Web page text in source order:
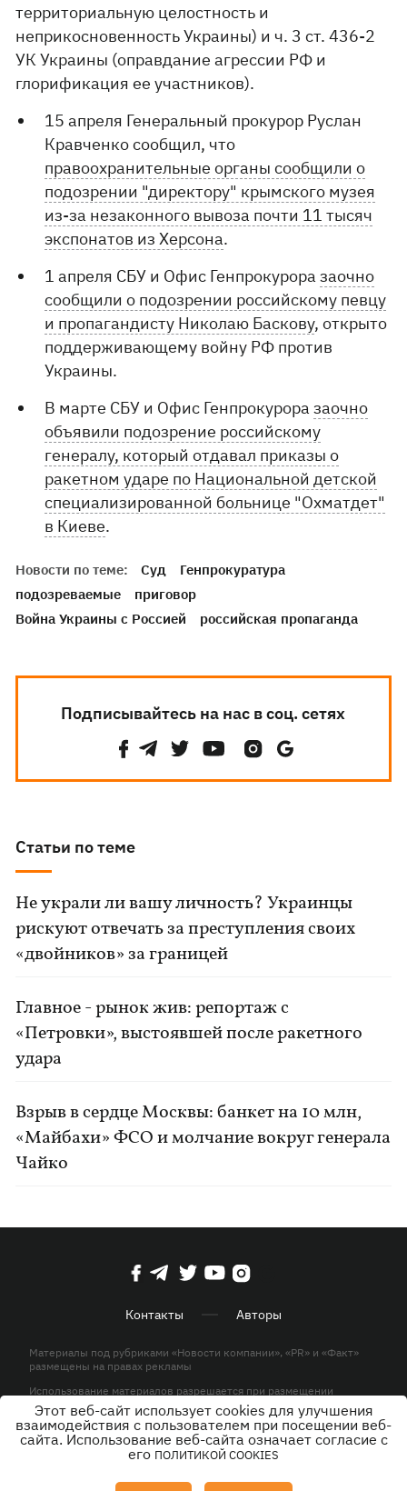
территориальную целостность и
неприкосновенность Украины) и ч. 3 ст. 436-2
УК Украины (оправдание агрессии РФ и
глорификация ее участников).
15 апреля Генеральный прокурор Руслан
Кравченко сообщил, что
правоохранительные органы сообщили о
подозрении "директору" крымского музея
из-за незаконного вывоза почти 11 тысяч
экспонатов из Херсона.
1 апреля СБУ и Офис Генпрокуроразаочно
сообщили о подозрении российскому певцу
и пропагандисту Николаю Баскову, открыто
поддерживающему войну РФ против
Украины.
В марте СБУ и Офис Генпрокуроразаочно
объявили подозрение российскому
генералу, который отдавал приказы о
ракетном ударе по Национальной детской
специализированной больнице "Охматдет"
в Киеве.
Новости по теме: Суд
Генпрокуратура
подозреваемые
приговор
Война Украины с Россией
российская пропаганда
Подписывайтесь на нас в соц. сетях
Статьи по теме
Не украли ли вашу личность? Украинцы
рискуют отвечать за преступления своих
«двойников» за границей
Главное - рынок жив: репортаж с
«Петровки», выстоявшей после ракетного
удара
Взрыв в сердце Москвы: банкет на 10 млн,
«Майбахи» ФСО и молчание вокруг генерала
Чайко
Контакты Авторы
Материалы под рубриками «Новости компании», «PR» и «Факт»
размещены на правах рекламы
Использование материалов разрешается при размещении
активной гиперссылки на KP.UA в первом абзаце.
© ООО «ЮЛАВ МЕДИА»,2026. Все права защищены.
Этот веб-сайт использует cookies для улучшения
взаимодействия с пользователем при посещении веб-
сайта. Использование веб-сайта означает согласие с
его ПОЛИТИКОЙ COOKIES